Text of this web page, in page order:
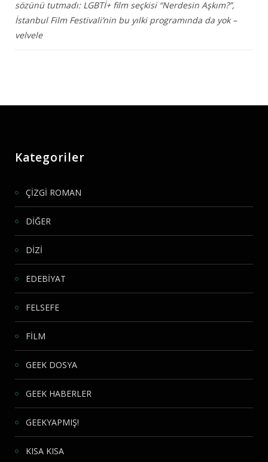
sözünü tutmadı: LGBTİ+ film seçkisi “Nerdesin Aşkım?”,
İstanbul Film Festivali’nin bu yılki programında da yok –
velvele
Kategoriler
ÇİZGİ ROMAN
DİĞER
DİZİ
EDEBİYAT
FELSEFE
FİLM
GEEK DOSYA
GEEK HABERLER
GEEKYAPMIŞ!
KISA KISA